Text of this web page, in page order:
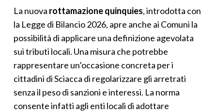
La nuova rottamazione quinquies, introdotta con
la Legge di Bilancio 2026, apre anche ai Comuni la
possibilità di applicare una definizione agevolata
sui tributi locali. Una misura che potrebbe
rappresentare un’occasione concreta per i
cittadini di Sciacca di regolarizzare gli arretrati
senza il peso di sanzioni e interessi. La norma
consente infatti agli enti locali di adottare